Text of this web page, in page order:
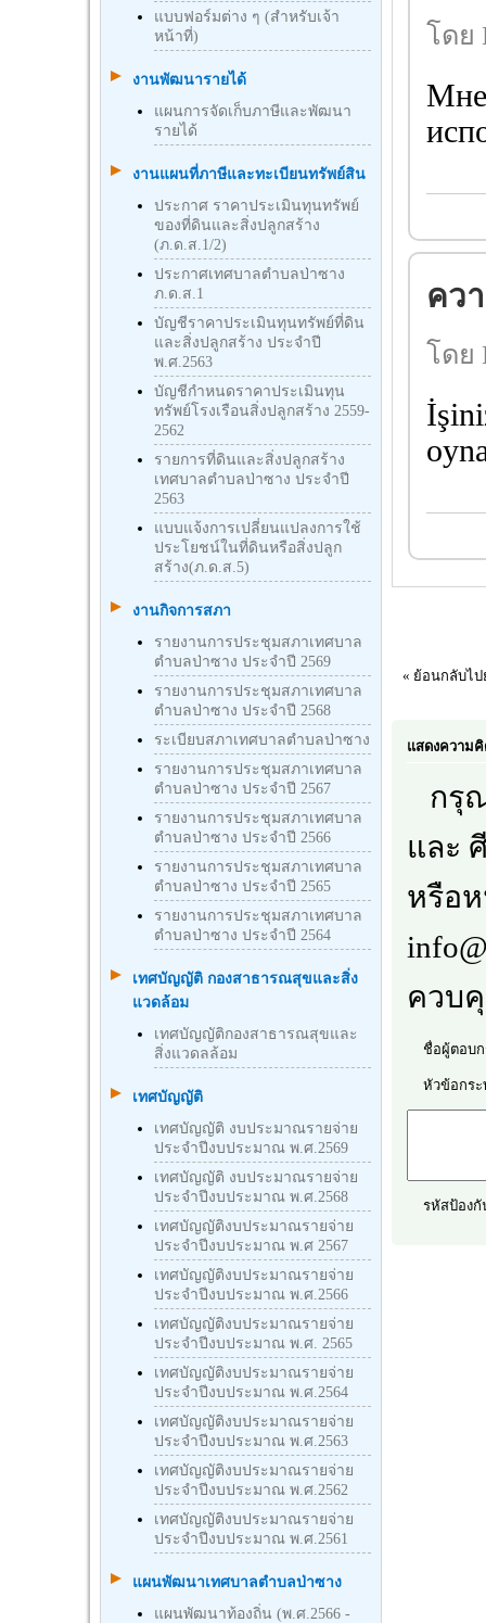
แบบฟอร์มต่าง ๆ (สำหรับเจ้า
หน้าที่)
งานพัฒนารายได้
แผนการจัดเก็บภาษีและพัฒนา
รายได้
งานแผนที่ภาษีและทะเบียนทรัพย์สิน
ประกาศ ราคาประเมินทุนทรัพย์
ของที่ดินและสิ่งปลูกสร้าง
(ภ.ด.ส.1/2)
ประกาศเทศบาลตำบลป่าซาง
ภ.ด.ส.1
บัญชีราคาประเมินทุนทรัพย์ที่ดิน
และสิ่งปลูกสร้าง ประจำปี
พ.ศ.2563
บัญชีกําหนดราคาประเมินทุน
ทรัพย์โรงเรือนสิ่งปลูกสร้าง 2559-
2562
รายการที่ดินและสิ่งปลูกสร้าง
เทศบาลตำบลป่าซาง ประจำปี
2563
แบบแจ้งการเปลี่ยนแปลงการใช้
ประโยชน์ในที่ดินหรือสิ่งปลูก
สร้าง(ภ.ด.ส.5)
งานกิจการสภา
รายงานการประชุมสภาเทศบาล
ตำบลป่าซาง ประจำปี 2569
รายงานการประชุมสภาเทศบาล
ตำบลป่าซาง ประจำปี 2568
ระเบียบสภาเทศบาลตำบลป่าซาง
รายงานการประชุมสภาเทศบาล
ตำบลป่าซาง ประจำปี 2567
รายงานการประชุมสภาเทศบาล
ตำบลป่าซาง ประจำปี 2566
รายงานการประชุมสภาเทศบาล
ตำบลป่าซาง ประจำปี 2565
รายงานการประชุมสภาเทศบาล
ตำบลป่าซาง ประจำปี 2564
เทศบัญญัติ กองสาธารณสุขและสิ่ง
แวดล้อม
เทศบัญญัติกองสาธารณสุขและ
สิ่งแวดลล้อม
เทศบัญญัติ
เทศบัญญัติ งบประมาณรายจ่าย
ประจำปีงบประมาณ พ.ศ.2569
เทศบัญญัติ งบประมาณรายจ่าย
ประจำปีงบประมาณ พ.ศ.2568
เทศบัญญัติงบประมาณรายจ่าย
ประจำปีงบประมาณ พ.ศ 2567
เทศบัญญัติงบประมาณรายจ่าย
ประจำปีงบประมาณ พ.ศ.2566
เทศบัญญัติงบประมาณรายจ่าย
ประจำปีงบประมาณ พ.ศ. 2565
เทศบัญญัติงบประมาณรายจ่าย
ประจำปีงบประมาณ พ.ศ.2564
เทศบัญญัติงบประมาณรายจ่าย
ประจำปีงบประมาณ พ.ศ.2563
เทศบัญญัติงบประมาณรายจ่าย
ประจำปีงบประมาณ พ.ศ.2562
เทศบัญญัติงบประมาณรายจ่าย
ประจำปีงบประมาณ พ.ศ.2561
แผนพัฒนาเทศบาลตำบลป่าซาง
แผนพัฒนาท้องถิ่น (พ.ศ.2566 -
โดย
Мне
คว
โดย
« ย้อนกลับไ
แสดงความคิ
กรุ
และ
หรือ
ควบ
ชื่อผู้ตอบ
หัวข้อกระ
รหัสป้องกั